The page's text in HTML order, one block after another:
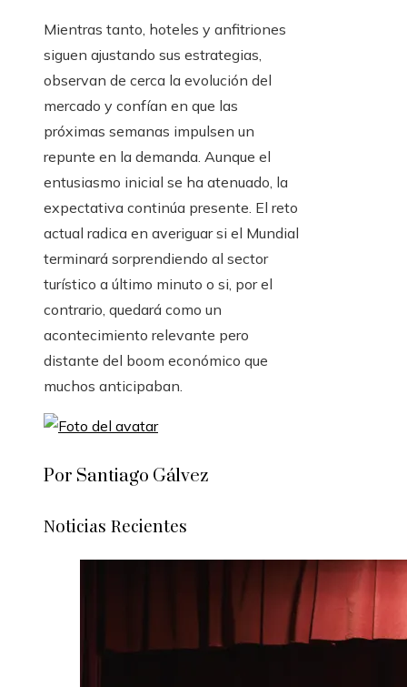
Mientras tanto, hoteles y anfitriones
siguen ajustando sus estrategias,
observan de cerca la evolución del
mercado y confían en que las
próximas semanas impulsen un
repunte en la demanda. Aunque el
entusiasmo inicial se ha atenuado, la
expectativa continúa presente. El reto
actual radica en averiguar si el Mundial
terminará sorprendiendo al sector
turístico a último minuto o si, por el
contrario, quedará como un
acontecimiento relevante pero
distante del boom económico que
muchos anticipaban.
Por Santiago Gálvez
Noticias Recientes